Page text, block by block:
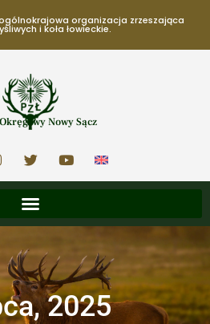
organizacja zrzeszająca
i koła łowieckie.
Nowy Sącz
2025